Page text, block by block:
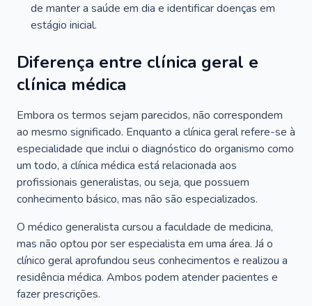
de manter a saúde em dia e identificar doenças em
estágio inicial.
Diferença entre clínica geral e
clínica médica
Embora os termos sejam parecidos, não correspondem
ao mesmo significado. Enquanto a clínica geral refere-se à
especialidade que inclui o diagnóstico do organismo como
um todo, a clínica médica está relacionada aos
profissionais generalistas, ou seja, que possuem
conhecimento básico, mas não são especializados.
O médico generalista cursou a faculdade de medicina,
mas não optou por ser especialista em uma área. Já o
clínico geral aprofundou seus conhecimentos e realizou a
residência médica. Ambos podem atender pacientes e
fazer prescrições.